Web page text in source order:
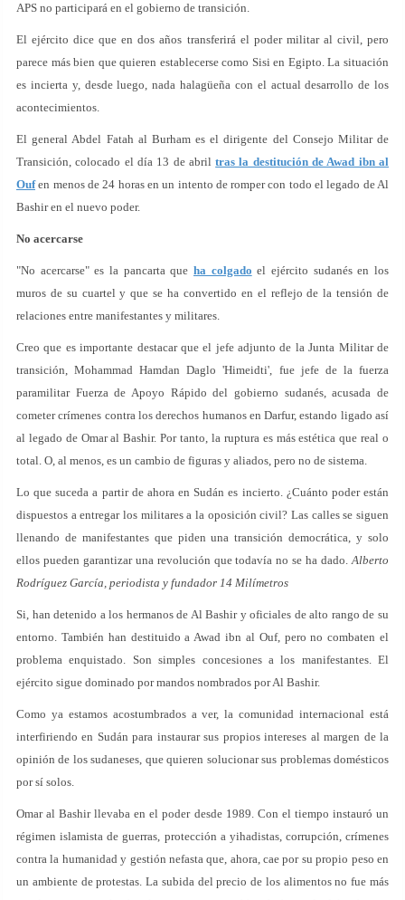
APS no participará en el gobierno de transición.
El ejército dice que en dos años transferirá el poder militar al civil, pero
parece más bien que quieren establecerse como Sisi en Egipto. La situación
es incierta y, desde luego, nada halagüeña con el actual desarrollo de los
acontecimientos.
El general Abdel Fatah al Burham es el dirigente del Consejo Militar de
Transición, colocado el día 13 de abriltras la destitución de Awad ibn al
Oufen menos de 24 horas en un intento de romper con todo el legado de Al
Bashir en el nuevo poder.
No acercarse
"No acercarse" es la pancarta que ha colgado el ejército sudanés en los
muros de su cuartel y que se ha convertido en el reflejo de la tensión de
relaciones entre manifestantes y militares.
Creo que es importante destacar que el jefe adjunto de la Junta Militar de
transición, Mohammad Hamdan Daglo 'Himeidti', fue jefe de la fuerza
paramilitar Fuerza de Apoyo Rápido del gobierno sudanés, acusada de
cometer crímenes contra los derechos humanos en Darfur, estando ligado así
al legado de Omar al Bashir. Por tanto, la ruptura es más estética que real o
total. O, al menos, es un cambio de figuras y aliados, pero no de sistema.
Lo que suceda a partir de ahora en Sudán es incierto. ¿Cuánto poder están
dispuestos a entregar los militares a la oposición civil? Las calles se siguen
llenando de manifestantes que piden una transición democrática, y solo
ellos pueden garantizar una revolución que todavía no se ha dado.Alberto
Rodríguez García, periodista y fundador 14 Milímetros
Si, han detenido a los hermanos de Al Bashir y oficiales de alto rango de su
entorno. También han destituido a Awad ibn al Ouf, pero no combaten el
problema enquistado. Son simples concesiones a los manifestantes. El
ejército sigue dominado por mandos nombrados por Al Bashir.
Como ya estamos acostumbrados a ver, la comunidad internacional está
interfiriendo en Sudán para instaurar sus propios intereses al margen de la
opinión de los sudaneses, que quieren solucionar sus problemas domésticos
por sí solos.
Omar al Bashir llevaba en el poder desde 1989. Con el tiempo instauró un
régimen islamista de guerras, protección a yihadistas, corrupción, crímenes
contra la humanidad y gestión nefasta que, ahora, cae por su propio peso en
un ambiente de protestas. La subida del precio de los alimentos no fue más